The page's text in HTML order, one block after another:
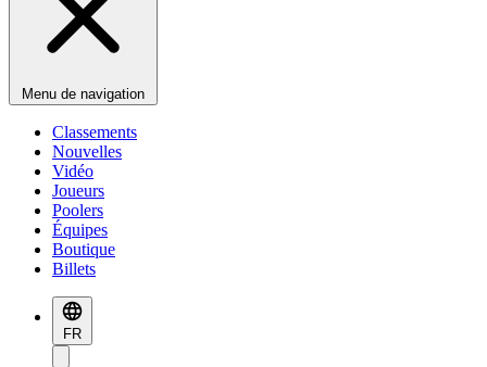
Menu de navigation
Classements
Nouvelles
Vidéo
Joueurs
Poolers
Équipes
Boutique
Billets
FR